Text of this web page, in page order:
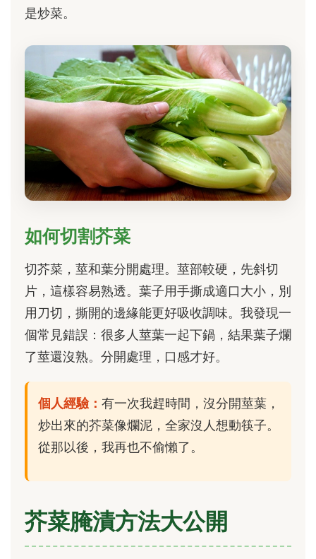
是炒菜。
如何切割芥菜
切芥菜，莖和葉分開處理。莖部較硬，先斜切
片，這樣容易熟透。葉子用手撕成適口大小，別
用刀切，撕開的邊緣能更好吸收調味。我發現一
個常見錯誤：很多人莖葉一起下鍋，結果葉子爛
了莖還沒熟。分開處理，口感才好。
個人經驗： 有一次我趕時間，沒分開莖葉，
炒出來的芥菜像爛泥，全家沒人想動筷子。
從那以後，我再也不偷懶了。
芥菜腌漬方法大公開